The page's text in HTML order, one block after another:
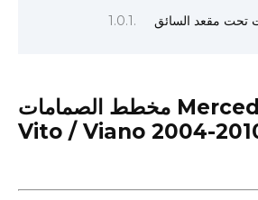
تحت مقعد السائق
مخطط الصمامات Mercedes-Benz
Vito / Viano 2004-